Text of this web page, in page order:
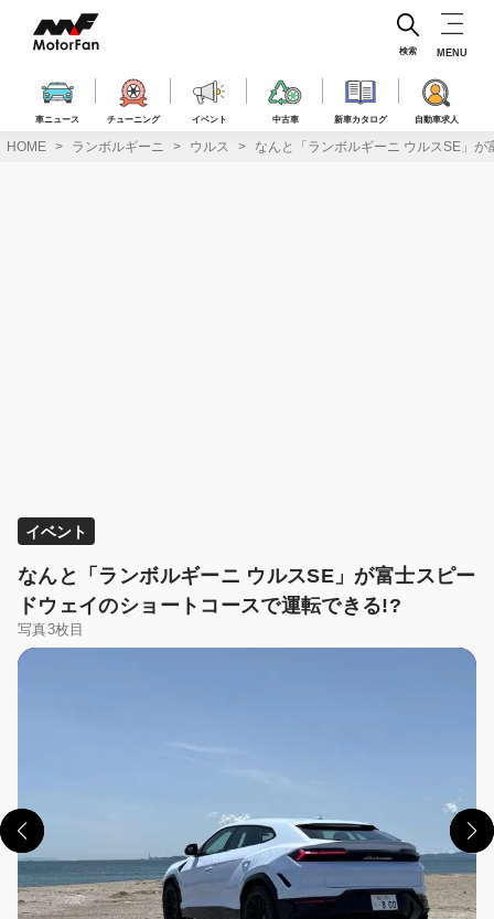
ス
車ニュース チューニング イベント 中古車 新車カタログ 自動車求人
検索 MENU
HOME ランボルギーニ ウルス なんと「ランボルギーニ ウルスSE」
イベント
なんと「ランボルギーニ ウルスSE」が富士スピー
ドウェイのショートコースで運転できる!?
写真3枚目